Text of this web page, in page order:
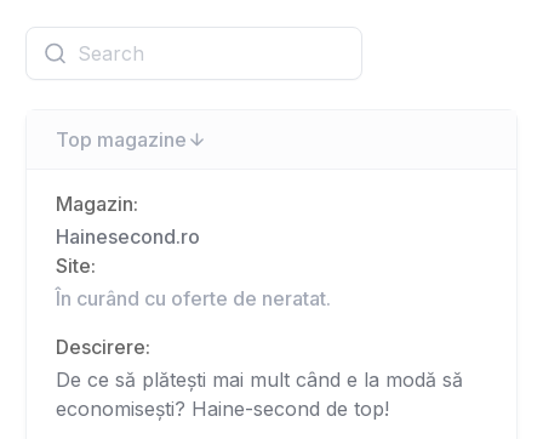
Top magazine
Magazin:
Hainesecond.ro
Site:
În curând cu oferte de neratat.
Descirere:
De ce să plătești mai mult când e la modă să
economisești? Haine-second de top!